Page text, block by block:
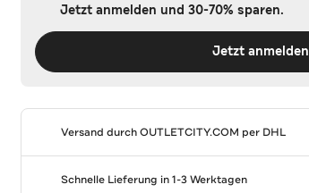
Jetzt anmelden und 30-70% sparen.
Jetzt anmelden
Versand durchOUTLETCITY.COM per DHL
Schnelle Lieferung in 1-3 Werktagen